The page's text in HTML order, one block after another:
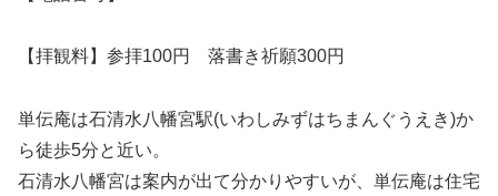
【拝観料】参拝100円 落書き祈願300円
単伝庵は石清水八幡宮駅(いわしみずはちまんぐうえき)か
ら徒歩5分と近い。
石清水八幡宮は案内が出て分かりやすいが、単伝庵は住宅